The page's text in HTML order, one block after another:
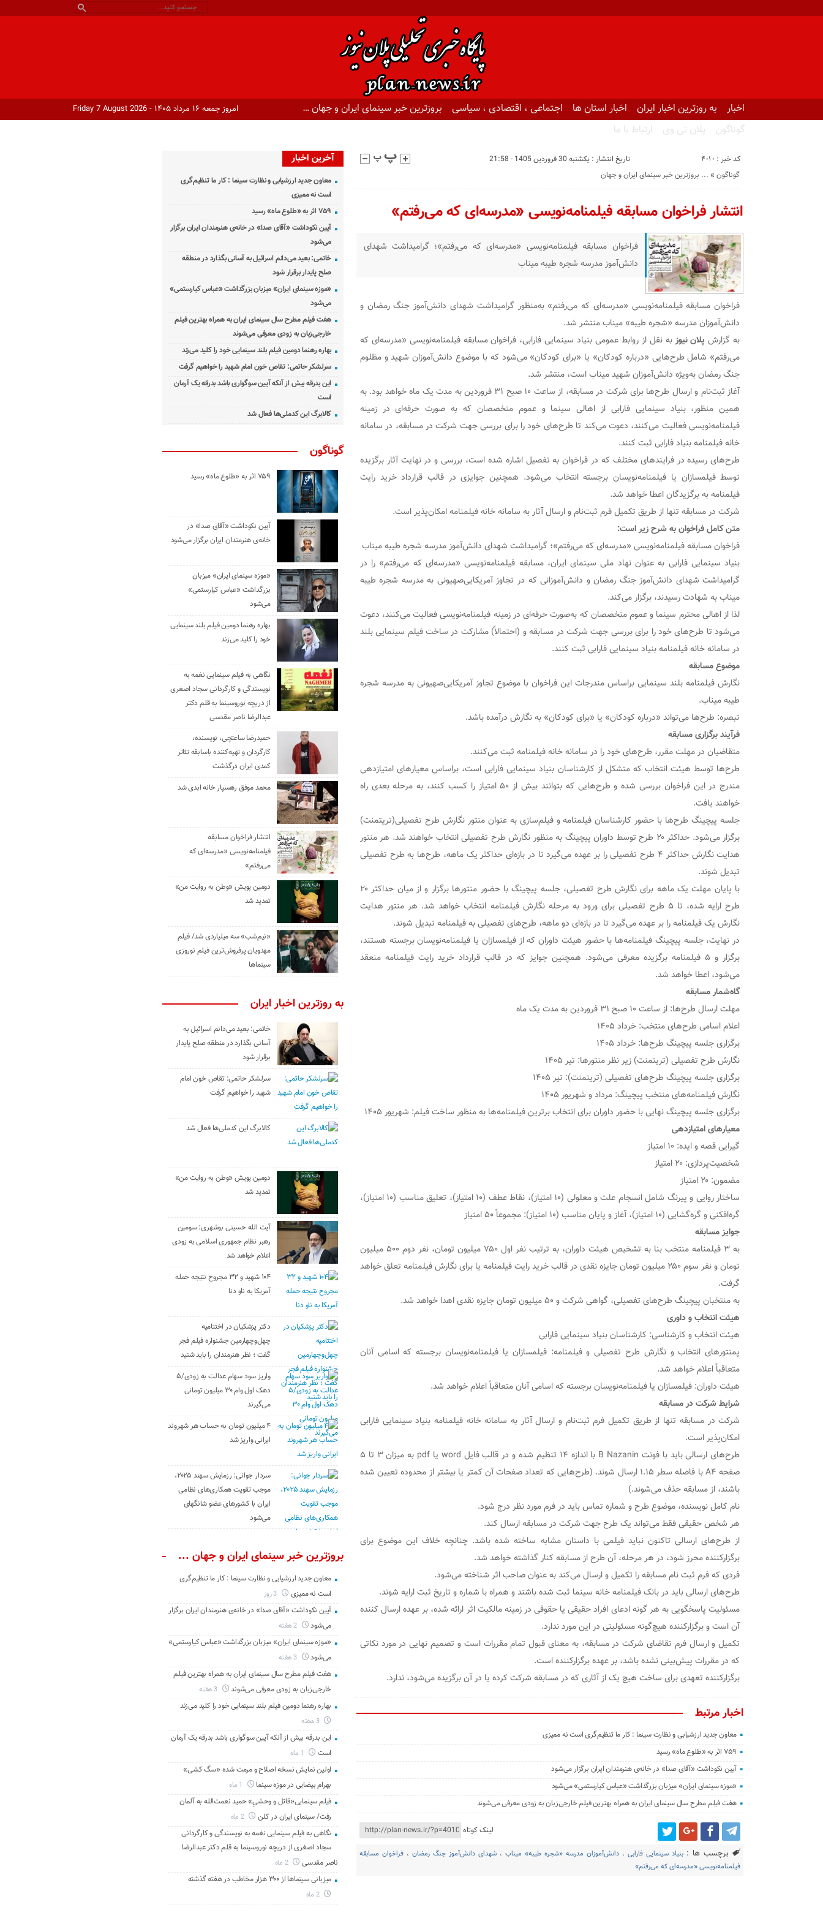
اخبار به روزترین اخبار ایران اخبار استان ها اجتماعی ، اقتصادی ، سیاسی
بروزترین خبر سینمای ایران و جهان …
گوناگون
پلان تی وی ارتباط با ما
امروز جمعه ۱۶ مرداد ۱۴۰۵ - Friday 7 August 2026
کد خبر : 4010
تاریخ انتشار : یکشنبه 30 فروردین 1405 - 21:58
بروزترین خبر سینمای ایران و جهان ... « گوناگون
انتشار فراخوان مسابقه فیلمنامه‌نویسی «مدرسه‌ای که می‌رفتم»
فراخوان مسابقه فیلمنامه‌نویسی «مدرسه‌ای که می‌رفتم»؛ گرامیداشت شهدای
دانش‌آموز مدرسه شجره طیبه میناب
فراخوان مسابقه فیلمنامه‌نویسی «مدرسه‌ای که می‌رفتم» به‌منظور گرامیداشت شهدای دانش‌آموز جنگ رمضان و
دانش‌آموزان مدرسه «شجره طیبه» میناب منتشر شد.
به گزارش پلان نیوزبه نقل از روابط عمومی بنیاد سینمایی فارابی، فراخوان مسابقه فیلمنامه‌نویسی «مدرسه‌ای که
می‌رفتم» شامل طرح‌هایی «درباره کودکان» یا «برای کودکان» می‌شود که با موضوع دانش‌آموزان شهید و مظلوم
جنگ رمضان به‌ویژه دانش‌آموزان شهید میناب است، منتشر شد.
آغاز ثبت‌نام و ارسال طرح‌ها برای شرکت در مسابقه، از ساعت ۱۰ صبح ۳۱ فروردین به مدت یک ماه خواهد بود. به
همین منظور، بنیاد سینمایی فارابی از اهالی سینما و عموم متخصصان که به صورت حرفه‌ای در زمینه
فیلمنامه‌نویسی فعالیت می‌کنند، دعوت می‌کند تا طرح‌های خود را برای بررسی جهت شرکت در مسابقه، در سامانه
خانه فیلمنامه بنیاد فارابی ثبت کنند.
طرح‌های رسیده در فرایندهای مختلف که در فراخوان به تفصیل اشاره شده است، بررسی و در نهایت آثار برگزیده
توسط فیلمسازان یا فیلمنامه‌نویسان برجسته انتخاب می‌شود. همچنین جوایزی در قالب قرارداد خرید رایت
فیلمنامه به برگزیدگان اعطا خواهد شد.
شرکت در مسابقه تنها از طریق تکمیل فرم ثبت‌نام و ارسال آثار به سامانه خانه فیلمنامه امکان‌پذیر است.
متن کامل فراخوان به شرح زیر است:
فراخوان مسابقه فیلمنامه‌نویسی «مدرسه‌ای که می‌رفتم»؛ گرامیداشت شهدای دانش‌آموز مدرسه شجره طیبه میناب
بنیاد سینمایی فارابی به عنوان نهاد ملی سینمای ایران، مسابقه فیلمنامه‌نویسی «مدرسه‌ای که می‌رفتم» را در
گرامیداشت شهدای دانش‌آموز جنگ رمضان و دانش‌آموزانی که در تجاوز آمریکایی‌صهیونی به مدرسه شجره طیبه
میناب به شهادت رسیدند، برگزار می‌کند.
لذا از اهالی محترم سینما و عموم متخصصان که به‌صورت حرفه‌ای در زمینه فیلمنامه‌نویسی فعالیت می‌کنند، دعوت
می‌شود تا طرح‌های خود را برای بررسی جهت شرکت در مسابقه و (احتمالاً) مشارکت در ساخت فیلم سینمایی بلند
در سامانه خانه فیلمنامه بنیاد سینمایی فارابی ثبت کنند.
موضوع مسابقه
نگارش فیلمنامه بلند سینمایی براساس مندرجات این فراخوان با موضوع تجاوز آمریکایی‌صهیونی به مدرسه شجره
طیبه میناب.
تبصره: طرح‌ها می‌تواند «درباره کودکان» یا «برای کودکان» به نگارش درآمده باشد.
فرآیند برگزاری مسابقه
متقاضیان در مهلت مقرر، طرح‌های خود را در سامانه خانه فیلمنامه ثبت می‌کنند.
طرح‌ها توسط هیئت انتخاب که متشکل از کارشناسان بنیاد سینمایی فارابی است، براساس معیارهای امتیازدهی
مندرج در این فراخوان بررسی شده و طرح‌هایی که بتوانند بیش از ۵۰ امتیاز را کسب کنند، به مرحله بعدی راه
خواهند یافت.
جلسه پیچینگ طرح‌ها با حضور کارشناسان فیلمنامه و فیلم‌سازی به عنوان منتور نگارش طرح تفصیلی(تریتمنت)
برگزار می‌شود. حداکثر ۲۰ طرح توسط داوران پیچینگ به منظور نگارش طرح تفصیلی انتخاب خواهند شد. هر منتور
هدایت نگارش حداکثر ۴ طرح تفصیلی را بر عهده می‌گیرد تا در بازه‌ای حداکثر یک ماهه، طرح‌ها به طرح تفصیلی
تبدیل شوند.
با پایان مهلت یک ماهه برای نگارش طرح تفصیلی، جلسه پیچینگ با حضور منتورها برگزار و از میان حداکثر ۲۰
طرح ارایه شده، تا ۵ طرح تفصیلی برای ورود به مرحله نگارش فیلمنامه انتخاب خواهد شد. هر منتور هدایت
نگارش یک فیلمنامه را بر عهده می‌گیرد تا در بازه‌ای دو ماهه، طرح‌های تفصیلی به فیلمنامه تبدیل شوند.
در نهایت، جلسه پیچینگ فیلمنامه‌ها با حضور هیئت داوران که از فیلمسازان یا فیلمنامه‌نویسان برجسته هستند،
برگزار و ۵ فیلمنامه برگزیده معرفی می‌شود. همچنین جوایز که در قالب قرارداد خرید رایت فیلمنامه منعقد
می‌شود، اعطا خواهد شد.
گاه‌شمار مسابقه
مهلت ارسال طرح‌ها: از ساعت ۱۰ صبح ۳۱ فروردین به مدت یک ماه
اعلام اسامی طرح‌های منتخب: خرداد ۱۴۰۵
برگزاری جلسه پیچینگ طرح‌ها: خرداد ۱۴۰۵
نگارش طرح تفصیلی (تریتمنت) زیر نظر منتورها: تیر ۱۴۰۵
برگزاری جلسه پیچینگ طرح‌های تفصیلی (تریتمنت): تیر ۱۴۰۵
نگارش فیلمنامه‌های منتخب پیچینگ: مرداد و شهریور ۱۴۰۵
برگزاری جلسه پیچینگ نهایی با حضور داوران برای انتخاب برترین فیلمنامه‌ها به منظور ساخت فیلم: شهریور ۱۴۰۵
معیارهای امتیازدهی
گیرایی قصه و ایده: ۱۰ امتیاز
شخصیت‌پردازی: ۲۰ امتیاز
مضمون: ۲۰ امتیاز
ساختار روایی و پیرنگ شامل انسجام علت و معلولی (۱۰ امتیاز)،‌ نقاط عطف (۱۰ امتیاز)، تعلیق مناسب (۱۰ امتیاز)،
گره‌افکنی و گره‌گشایی (۱۰ امتیاز)، آغاز و پایان مناسب (۱۰ امتیاز): مجموعاً ۵۰ امتیاز
جوایز مسابقه
به ۳ فیلمنامه منتخب بنا به تشخیص هیئت داوران، به ترتیب نفر اول ۷۵۰ میلیون تومان، نفر دوم ۵۰۰ میلیون
تومان و نفر سوم ۲۵۰ میلیون تومان جایزه نقدی در قالب خرید رایت فیلمنامه‌ یا برای نگارش فیلمنامه تعلق خواهد
گرفت.
به منتخبان پیچینگ طرح‌های تفصیلی، گواهی شرکت و ۵۰ میلیون تومان جایزه نقدی اهدا خواهد شد.
هیئت انتخاب و داوری
هیئت انتخاب و کارشناسی: کارشناسان بنیاد سینمایی فارابی
پمنتورهای انتخاب و نگارش طرح تفصیلی و فیلمنامه: فیلمسازان یا فیلمنامه‌نویسان برجسته که اسامی آنان
متعاقباً اعلام خواهد شد.
هیئت داوران: فیلمسازان یا فیلمنامه‌نویسان برجسته که اسامی آنان متعاقباً اعلام خواهد شد.
شرایط شرکت در مسابقه
شرکت در مسابقه تنها از طریق تکمیل فرم ثبت‌نام و ارسال آثار به سامانه خانه فیلمنامه بنیاد سینمایی فارابی
امکان‌پذیر است.
طرح‌های ارسالی باید با فونت B Nazanin با اندازه ۱۴ تنظیم شده و در قالب فایل word یا pdf به میزان ۳ تا ۵
صفحه A۴ با فاصله سطر ۱.۱۵ ارسال شوند. (طرح‌هایی که تعداد صفحات آن کمتر یا بیشتر از محدوده تعیین شده
باشند، از مسابقه حذف می‌شوند.)
نام کامل نویسنده، موضوع طرح و شماره تماس باید در فرم مورد نظر درج شود.
هر شخص حقیقی فقط می‌تواند یک طرح جهت شرکت در مسابقه ارسال کند.
از طرح‌های ارسالی تاکنون نباید فیلمی با داستان مشابه ساخته شده باشد. چنانچه خلاف این موضوع برای
برگزارکننده محرز شود، در هر مرحله، آن طرح از مسابقه کنار گذاشته خواهد شد.
فردی که فرم ثبت نام مسابقه را تکمیل و ارسال می‌کند به عنوان صاحب اثر شناخته می‌شود.
طرح‌های ارسالی باید در بانک فیلمنامه خانه سینما ثبت شده باشند و همراه با شماره و تاریخ ثبت ارایه شوند.
مسئولیت پاسخگویی به هر گونه ادعای افراد حقیقی یا حقوقی در زمینه مالکیت اثر ارائه شده، بر عهده ارسال کننده
آن است و برگزارکننده هیچ‌گونه مسئولیتی در این مورد ندارد.
تکمیل و ارسال فرم تقاضای شرکت در مسابقه، به معنای قبول تمام مقررات است و تصمیم نهایی در مورد نکاتی
که در مقررات پیش‌بینی نشده باشد، بر عهده برگزارکننده است.
برگزارکننده تعهدی برای ساخت هیچ یک از آثاری که در مسابقه شرکت کرده یا در آن برگزیده می‌شود، ندارد.
اخبار مرتبط
معاون جدید ارزشیابی و نظارت سینما : کار ما تنظیم‌گری است نه ممیزی
۷۵۹ اثر به «طلوع ماه» رسید
آیین نکوداشت «آقای صدا» در خانه‌ی هنرمندان ایران برگزار می‌شود
«موزه سینمای ایران» میزبان بزرگداشت «عباس کیارستمی» می‌شود
هفت فیلم مطرح سال سینمای ایران به همراه بهترین فیلم خارجی‌زبان به زودی معرفی می‌شوند
لینک کوتاه
برچسب ها : بنیاد سینمایی فارابی، دانش‌آموزان مدرسه «شجره طیبه» میناب، شهدای دانش‌آموز جنگ رمضان، فراخوان مسابقه
فیلمنامه‌نویسی «مدرسه‌ای که می‌رفتم»
آخرین اخبار
معاون جدید ارزشیابی و نظارت سینما : کار ما تنظیم‌گری
است نه ممیزی
۷۵۹ اثر به «طلوع ماه» رسید
آیین نکوداشت «آقای صدا» در خانه‌ی هنرمندان ایران برگزار
می‌شود
خاتمی: بعید می‌دانم اسرائیل به آسانی بگذارد در منطقه
صلح پایدار برقرار شود
«موزه سینمای ایران» میزبان بزرگداشت «عباس کیارستمی»
می‌شود
هفت فیلم مطرح سال سینمای ایران به همراه بهترین فیلم
خارجی‌زبان به زودی معرفی می‌شوند
بهاره رهنما دومین فیلم بلند سینمایی خود را کلید می‌زند
سرلشکر حاتمی: تقاص خون امام شهید را خواهیم گرفت
این بدرقه بیش از آنکه آیین سوگواری باشد بدرقه یک آرمان
است
کالابرگ این کدملی‌ها فعال شد
گوناگون
۷۵۹ اثر به «طلوع ماه» رسید
آیین نکوداشت «آقای صدا» در
خانه‌ی هنرمندان ایران برگزار می‌شود
«موزه سینمای ایران» میزبان
بزرگداشت «عباس کیارستمی»
می‌شود
بهاره رهنما دومین فیلم بلند سینمایی
خود را کلید می‌زند
نگاهی به فیلم سینمایی نغمه به
نویسندگی و کارگردانی سجاد اصغری
از دریچه نوروسینما به قلم دکتر
عبدالرضا ناصر مقدسی
حمیدرضا ساعتچی، نویسنده،
کارگردان و تهیه‌کننده باسابقه تئاتر
کمدی ایران درگذشت
محمد موفق رهسپار خانه ابدی شد
انتشار فراخوان مسابقه
فیلمنامه‌نویسی «مدرسه‌ای که
می‌رفتم»
دومین پویش «وطن به روایت من»
تمدید شد
«نیم‌شب» سه میلیاردی شد/ فیلم
مهدویان پرفروش‌ترین فیلم نوروزی
سینماها
به روزترین اخبار ایران
خاتمی: بعید می‌دانم اسرائیل به
آسانی بگذارد در منطقه صلح پایدار
برقرار شود
سرلشکر حاتمی: تقاص خون امام
شهید را خواهیم گرفت
کالابرگ این کدملی‌ها فعال شد
دومین پویش «وطن به روایت من»
تمدید شد
آیت الله حسینی بوشهری: سومین
رهبر نظام جمهوری اسلامی به زودی
اعلام خواهد شد
۱۰۴ شهید و ۳۲ مجروح نتیجه حمله
آمریکا به ناو دنا
دکتر پزشکیان در اختتامیه
چهل‌وچهارمین جشنواره فیلم فجر
گفت ؛ نظر هنرمندان را باید شنید
واریز سود سهام عدالت به زودی/۵
دهک اول وام ۳۰ میلیون تومانی
می‌گیرند
۴ میلیون تومان به حساب هر شهروند
ایرانی واریز شد
سردار جوانی: رزمایش سهند ۲۰۲۵،
موجب تقویت همکاری‌های نظامی
ایران با کشور‌های عضو شانگهای
می‌شود
بروزترین خبر سینمای ایران و جهان ...
معاون جدید ارزشیابی و نظارت سینما : کار ما تنظیم‌گری
است نه ممیزی
آیین نکوداشت «آقای صدا» در خانه‌ی هنرمندان ایران برگزار
می‌شود
2 هفته
«موزه سینمای ایران» میزبان بزرگداشت «عباس کیارستمی»
می‌شود
3 هفته
هفت فیلم مطرح سال سینمای ایران به همراه بهترین فیلم
خارجی‌زبان به زودی معرفی می‌شوند
3 هفته
بهاره رهنما دومین فیلم بلند سینمایی خود را کلید می‌زند
3 هفته
این بدرقه بیش از آنکه آیین سوگواری باشد بدرقه یک آرمان
است
اولین نمایش نسخه اصلاح و مرمت شده «سگ کشی»
بهرام بیضایی در موزه سینما
فیلم سینمایی«قاتل و وحشیِ» حمید نعمت‌الله به آلمان
رفت/ سینمای ایران در کلن
2 ماه
نگاهی به فیلم سینمایی نغمه به نویسندگی و کارگردانی
سجاد اصغری از دریچه نوروسینما به قلم دکتر عبدالرضا
ناصر مقدسی
2 ماه
میزبانی سینماها از ۳۰۰ هزار مخاطب در هفته گذشته
2 ماه